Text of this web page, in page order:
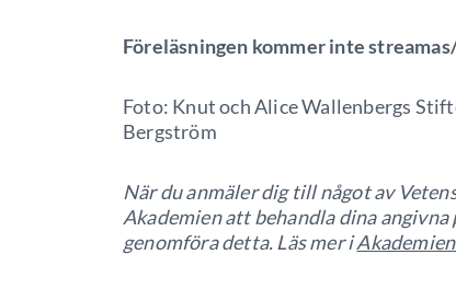
Föreläsningen kommer inte
Foto: Knut och Alice Wallenbergs
Bergström
När du anmäler dig till något av
Akademien att behandla dina
genomföra detta. Läs mer i